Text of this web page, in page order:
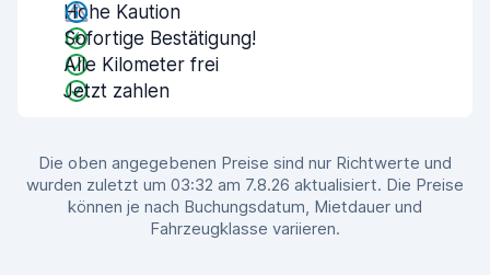
Hohe Kaution
Sofortige Bestätigung!
Alle Kilometer frei
Jetzt zahlen
Die oben angegebenen Preise sind nur Richtwerte und
wurden zuletzt um 03:32 am 7.8.26 aktualisiert. Die Preise
können je nach Buchungsdatum, Mietdauer und
Fahrzeugklasse variieren.